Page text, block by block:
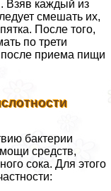
Взяв каждый из
смешать их,
После того,
по трети
после приема пищи
бактерии
средств,
сока. Для этого